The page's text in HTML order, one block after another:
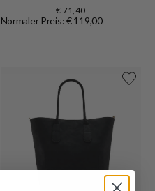
€ 71,40
Normaler Preis: € 119,00